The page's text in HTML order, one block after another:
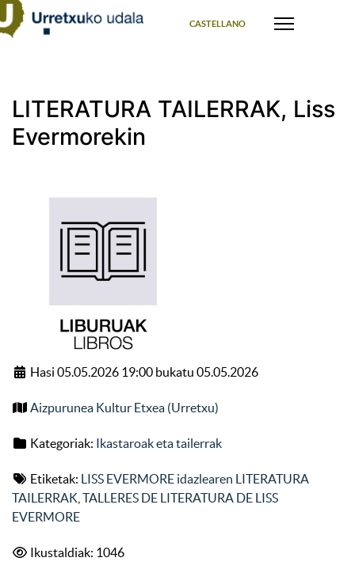
CASTELLANO
LITERATURA TAILERRAK, Liss
Evermorekin
Hasi 05.05.2026 19:00 bukatu 05.05.2026
Aizpurunea Kultur Etxea (Urretxu)
Kategoriak: Ikastaroak eta tailerrak
Etiketak:
LISS EVERMORE idazlearen LITERATURA
TAILERRAK TALLERES DE LITERATURA DE LISS
EVERMORE
Ikustaldiak: 1046